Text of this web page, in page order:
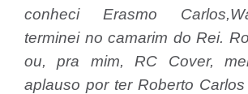
conheci Erasmo
terminei no camarim do Rei.
ou, pra mim, RC Cover,
aplauso por ter Roberto